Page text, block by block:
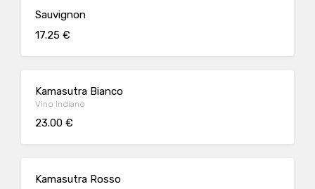
Sauvignon
17.25 €
Kamasutra Bianco
Vino Indiano
23.00 €
Kamasutra Rosso